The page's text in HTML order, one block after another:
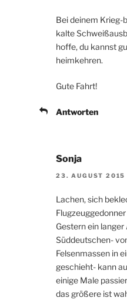
Bei deinem Krieg-
kalte
hoffe, du kannst
heimkehren.
Gute Fahrt!
Antworten
Sonja
23. AUGUST 2015
Lachen, sich
Gestern ein
Süddeutschen-
Felsenmassen in
geschieht- kann
einige Male
das größere ist